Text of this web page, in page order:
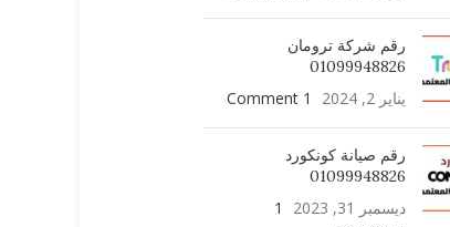
رقم شركة ترومان
01099948826
يناير 2, 2024 1 Comment
رقم صيانة كونكورد
01099948826
ديسمبر 31, 2023
1